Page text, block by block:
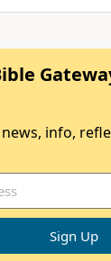
info,